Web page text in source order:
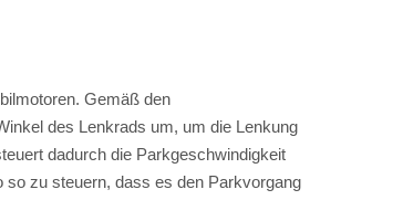
Gemäß den
des Lenkrads um, um die Lenkung
dadurch die Parkgeschwindigkeit
zu steuern, dass es den Parkvorgang